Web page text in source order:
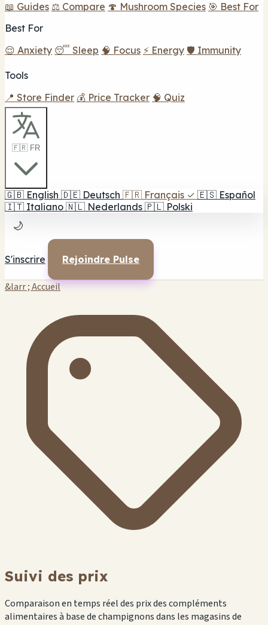
📖 Guides ⚖️ Compare 🍄 Mushroom Species 🎯 Best For
Best For
😌 Anxiety 😴 Sleep 🧠 Focus ⚡ Energy 🛡️ Immunity
Tools
📍 Store Finder 💰 Price Tracker 🧠 Quiz
🇫🇷 FR
🇬🇧 English 🇩🇪 Deutsch 🇫🇷 Français ✓ 🇪🇸 Español
🇮🇹 Italiano 🇳🇱 Nederlands 🇵🇱 Polski
🌙
S'inscrire Rejoindre Pulse
&larr ; Accueil
Suivi des prix
Comparaison en temps réel des prix des compléments
alimentaires à base de champignons dans les magasins de